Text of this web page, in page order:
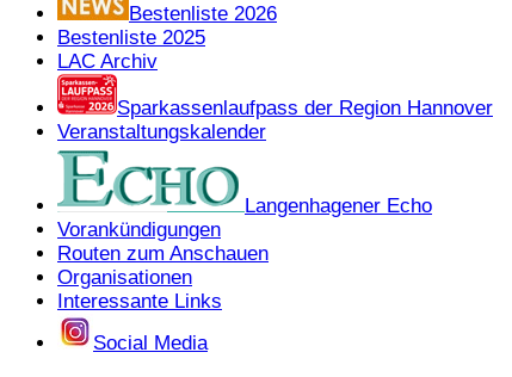
Bestenliste 2026
Bestenliste 2025
LAC Archiv
Sparkassenlaufpass der Region Hannover
Veranstaltungskalender
Langenhagener Echo
Vorankündigungen
Routen zum Anschauen
Organisationen
Interessante Links
Social Media